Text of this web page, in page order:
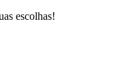
escolhas!